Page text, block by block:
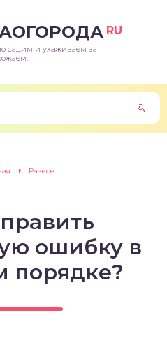
RU
садим и ухаживаем за
Разное
ошибку в
порядке?